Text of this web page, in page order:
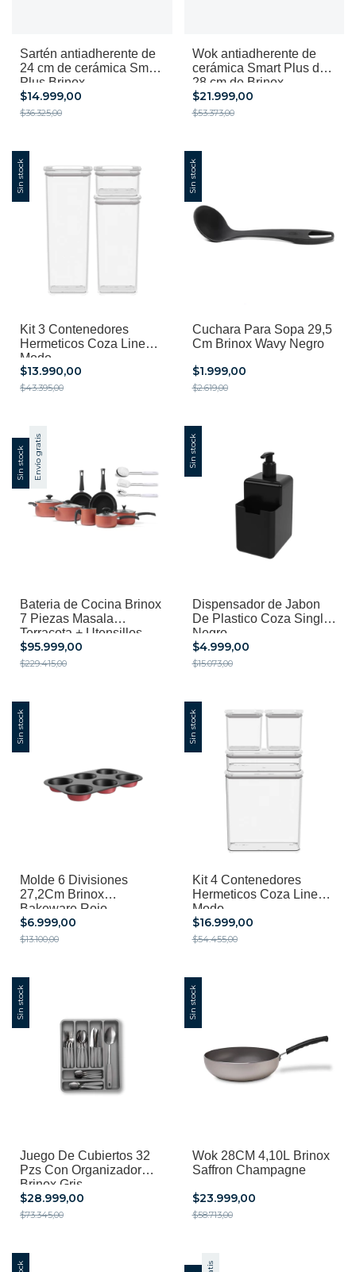
Sartén antiadherente de
24 cm de cerámica Smart
Plus Brinox
$14.999,00
$36.325,00
Wok antiadherente de
cerámica Smart Plus de
28 cm de Brinox
$21.999,00
$53.373,00
Sin stock
Kit 3 Contenedores
Hermeticos Coza Linea
Modo
$13.990,00
$43.395,00
Sin stock
Cuchara Para Sopa 29,5
Cm Brinox Wavy Negro
$1.999,00
$2.619,00
Sin stock Envío gratis
Bateria de Cocina Brinox
7 Piezas Masala
Terracota + Utensillos
Asti
$95.999,00
$229.415,00
Sin stock
Dispensador de Jabon
De Plastico Coza Single
Negro
$4.999,00
$15.073,00
Sin stock
Molde 6 Divisiones
27,2Cm Brinox
Bakeware Rojo
$6.999,00
$13.100,00
Sin stock
Kit 4 Contenedores
Hermeticos Coza Linea
Modo
$16.999,00
$54.455,00
Sin stock
Juego De Cubiertos 32
Pzs Con Organizador
Brinox Gris
$28.999,00
$73.345,00
Sin stock
Wok 28CM 4,10L Brinox
Saffron Champagne
$23.999,00
$58.713,00